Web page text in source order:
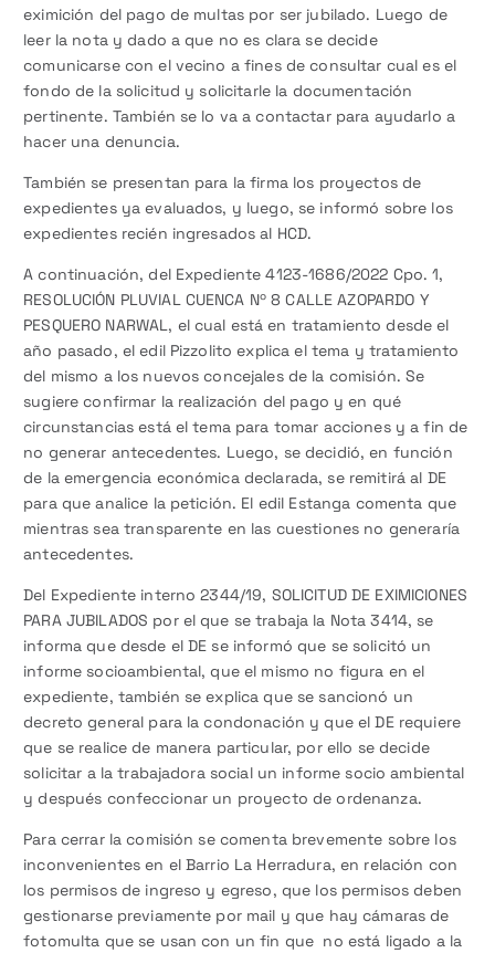
eximición del pago de multas por ser jubilado. Luego de
leer la nota y dado a que no es clara se decide
comunicarse con el vecino a fines de consultar cual es el
fondo de la solicitud y solicitarle la documentación
pertinente. También se lo va a contactar para ayudarlo a
hacer una denuncia.
También se presentan para la firma los proyectos de
expedientes ya evaluados, y luego, se informó sobre los
expedientes recién ingresados al HCD.
A continuación, del Expediente 4123-1686/2022 Cpo. 1,
RESOLUCIÓN PLUVIAL CUENCA Nº 8 CALLE AZOPARDO Y
PESQUERO NARWAL, el cual está en tratamiento desde el
año pasado, el edil Pizzolito explica el tema y tratamiento
del mismo a los nuevos concejales de la comisión. Se
sugiere confirmar la realización del pago y en qué
circunstancias está el tema para tomar acciones y a fin de
no generar antecedentes. Luego, se decidió, en función
de la emergencia económica declarada, se remitirá al DE
para que analice la petición. El edil Estanga comenta que
mientras sea transparente en las cuestiones no generaría
antecedentes.
Del Expediente interno 2344/19, SOLICITUD DE EXIMICIONES
PARA JUBILADOS por el que se trabaja la Nota 3414, se
informa que desde el DE se informó que se solicitó un
informe socioambiental, que el mismo no figura en el
expediente, también se explica que se sancionó un
decreto general para la condonación y que el DE requiere
que se realice de manera particular, por ello se decide
solicitar a la trabajadora social un informe socio ambiental
y después confeccionar un proyecto de ordenanza.
Para cerrar la comisión se comenta brevemente sobre los
inconvenientes en el Barrio La Herradura, en relación con
los permisos de ingreso y egreso, que los permisos deben
gestionarse previamente por mail y que hay cámaras de
fotomulta que se usan con un fin que no está ligado a la